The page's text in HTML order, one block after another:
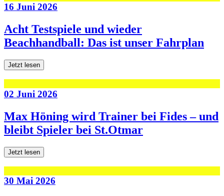
16 Juni 2026
Acht Testspiele und wieder
Beachhandball: Das ist unser Fahrplan
Jetzt lesen
02 Juni 2026
Max Höning wird Trainer bei Fides – und
bleibt Spieler bei St.Otmar
Jetzt lesen
30 Mai 2026